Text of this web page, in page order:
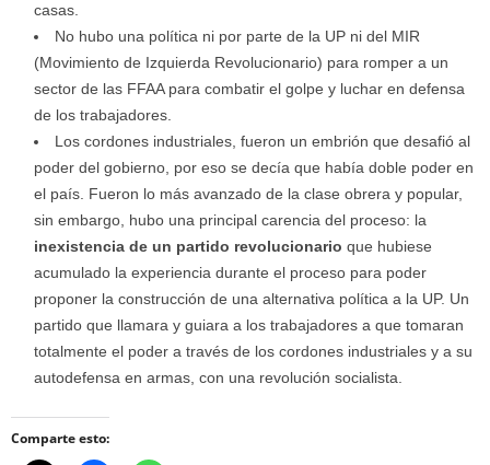
casas.
No hubo una política ni por parte de la UP ni del MIR
(Movimiento de Izquierda Revolucionario) para romper a un
sector de las FFAA para combatir el golpe y luchar en defensa
de los trabajadores.
Los cordones industriales, fueron un embrión que desafió al
poder del gobierno, por eso se decía que había doble poder en
el país. Fueron lo más avanzado de la clase obrera y popular,
sin embargo, hubo una principal carencia del proceso: la
inexistencia de un partido revolucionario que hubiese
acumulado la experiencia durante el proceso para poder
proponer la construcción de una alternativa política a la UP. Un
partido que llamara y guiara a los trabajadores a que tomaran
totalmente el poder a través de los cordones industriales y a su
autodefensa en armas, con una revolución socialista.
Comparte esto: